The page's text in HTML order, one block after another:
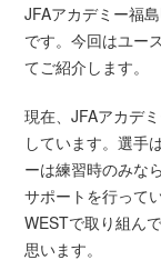
JFAアカデミー福
です。今回はユー
てご紹介します。
現在、JFAアカデ
しています。選手
ーは練習時のみな
サポートを行って
WESTで取り組ん
思います。